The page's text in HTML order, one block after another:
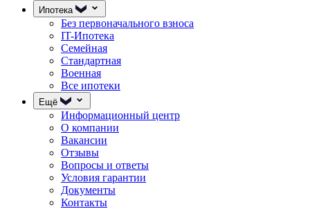
Ипотека
Без первоначального взноса
IT-Ипотека
Семейная
Стандартная
Военная
Все ипотеки
Ещё
Информационный центр
О компании
Вакансии
Отзывы
Вопросы и ответы
Условия гарантии
Документы
Контакты